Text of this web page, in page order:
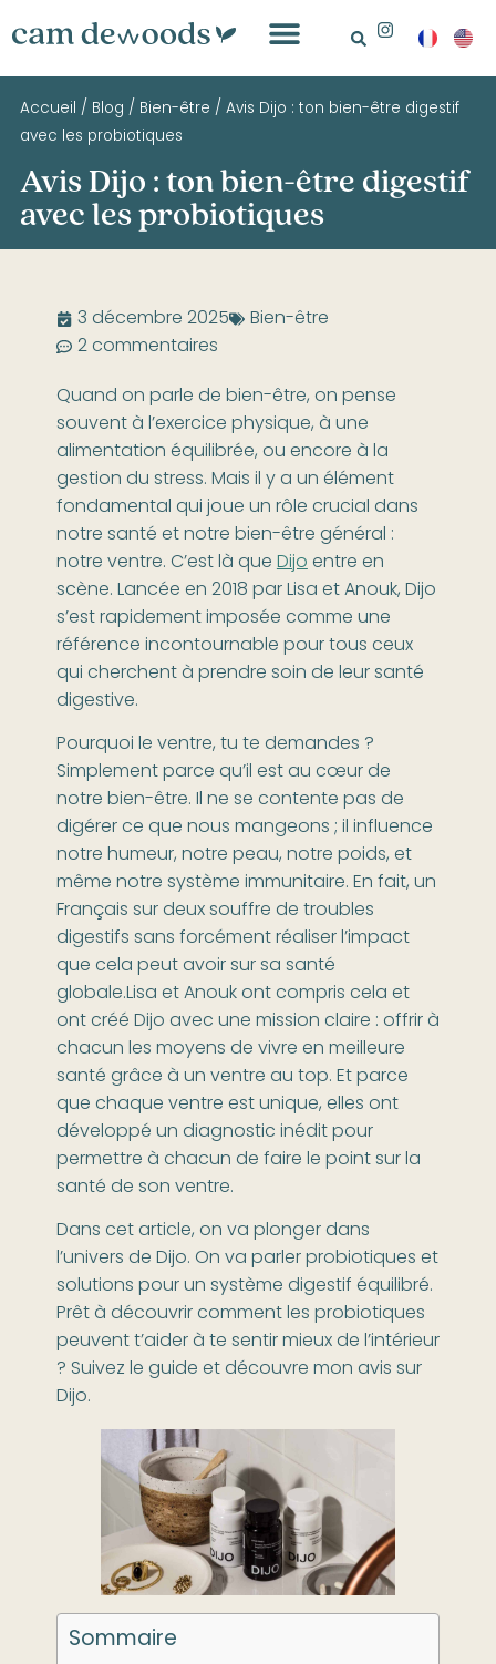
Accueil / Blog / Bien-être / Avis Dijo : ton bien-être digestif
avec les probiotiques
Avis Dijo : ton bien-être digestif
avec les probiotiques
3 décembre 2025
Bien-être
2 commentaires
Quand on parle de bien-être, on pense
souvent à l’exercice physique, à une
alimentation équilibrée, ou encore à la
gestion du stress. Mais il y a un élément
fondamental qui joue un rôle crucial dans
notre santé et notre bien-être général :
notre ventre. C’est là queDijoentre en
scène. Lancée en 2018 par Lisa et Anouk, Dijo
s’est rapidement imposée comme une
référence incontournable pour tous ceux
qui cherchent à prendre soin de leur santé
digestive.
Pourquoi le ventre, tu te demandes ?
Simplement parce qu’il est au cœur de
notre bien-être. Il ne se contente pas de
digérer ce que nous mangeons ; il influence
notre humeur, notre peau, notre poids, et
même notre système immunitaire. En fait, un
Français sur deux souffre de troubles
digestifs sans forcément réaliser l’impact
que cela peut avoir sur sa santé
globale.Lisa et Anouk ont compris cela et
ont créé Dijo avec une mission claire : offrir à
chacun les moyens de vivre en meilleure
santé grâce à un ventre au top. Et parce
que chaque ventre est unique, elles ont
développé un diagnostic inédit pour
permettre à chacun de faire le point sur la
santé de son ventre.
Dans cet article, on va plonger dans
l’univers de Dijo. On va parler probiotiques et
solutions pour un système digestif équilibré.
Prêt à découvrir comment les probiotiques
peuvent t’aider à te sentir mieux de l’intérieur
? Suivez le guide et découvre mon avis sur
Dijo.
Sommaire